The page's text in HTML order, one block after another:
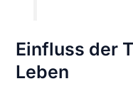
Einfluss der
Leben